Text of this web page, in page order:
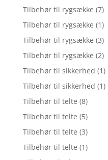
Tilbehør til rygsække (7)
Tilbehør til rygsække (1)
Tilbehør til rygsække (3)
Tilbehør til rygsække (2)
Tilbehør til sikkerhed (1)
Tilbehør til sikkerhed (1)
Tilbehør til telte (8)
Tilbehør til telte (5)
Tilbehør til telte (3)
Tilbehør til telte (1)